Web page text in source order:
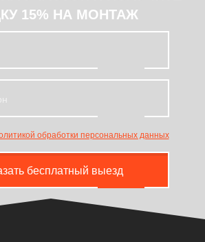
15% НА МОНТАЖ
обработки персональных данных
бесплатный выезд